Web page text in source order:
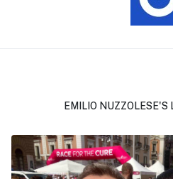
EMILIO NUZZOLESE'S